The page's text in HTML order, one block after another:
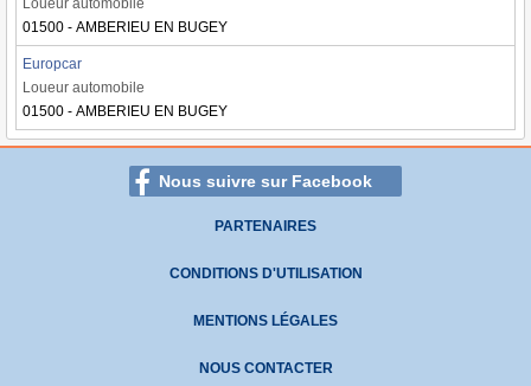
Loueur automobile
01500 - AMBERIEU EN BUGEY
Europcar
Loueur automobile
01500 - AMBERIEU EN BUGEY
Nous suivre sur Facebook
PARTENAIRES
CONDITIONS D'UTILISATION
MENTIONS LÉGALES
NOUS CONTACTER